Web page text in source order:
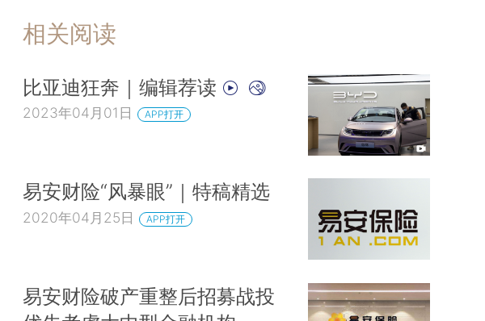
相关阅读
比亚迪狂奔｜编辑荐读
2023年04月01日 APP打开
易安财险“风暴眼”｜特稿精选
2020年04月25日 APP打开
易安财险破产重整后招募战投